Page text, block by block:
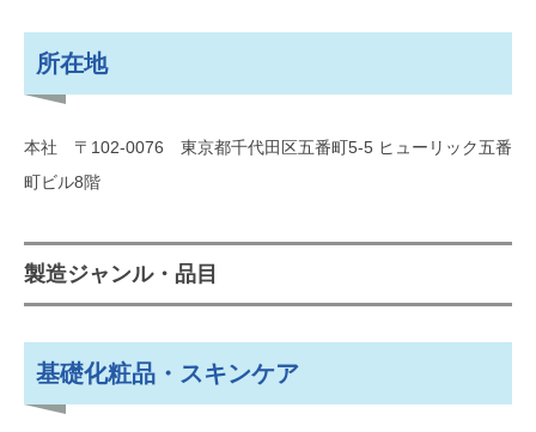
所在地
本社 〒102-0076 東京都千代田区五番町5-5 ヒューリック五番
町ビル8階
製造ジャンル・品目
基礎化粧品・スキンケア